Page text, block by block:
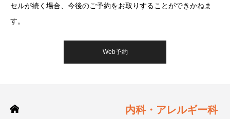
セルが続く場合、今後のご予約をお取りすることができかねま
す。
Web予約
内科・アレルギー科